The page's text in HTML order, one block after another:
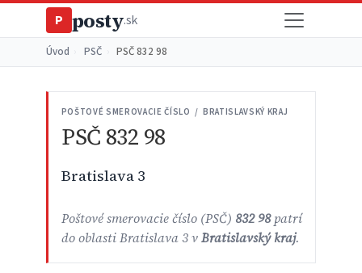
P posty.sk
Úvod PSČ PSČ 832 98
POŠTOVÉ SMEROVACIE ČÍSLO / BRATISLAVSKÝ KRAJ
PSČ 832 98
Bratislava 3
Poštové smerovacie číslo (PSČ) 832 98patrí
do oblasti Bratislava 3 vBratislavský kraj.